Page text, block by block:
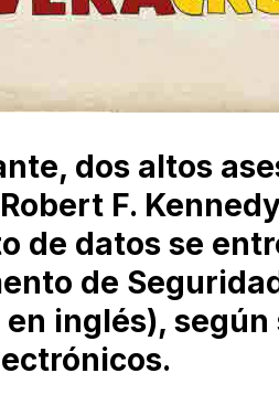
dos altos
F.
de datos se
de
inglés),